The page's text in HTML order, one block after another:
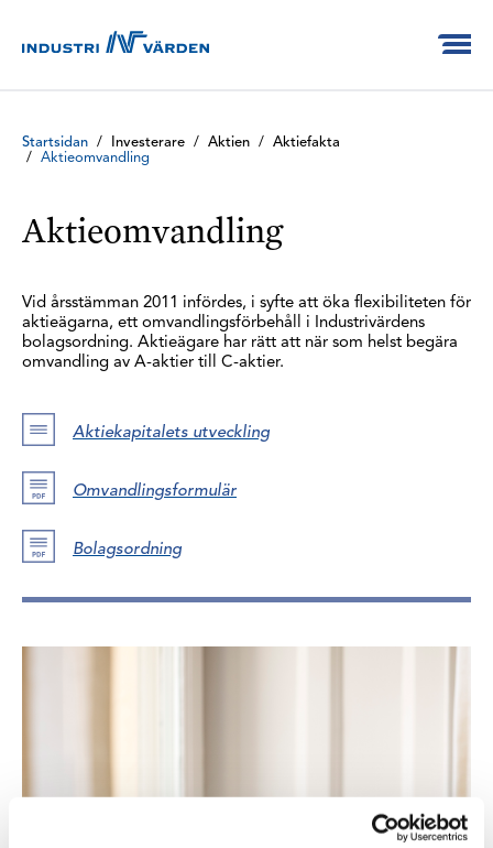
Startsidan / Investerare / Aktien /
Aktiefakta
/
Aktieomvandling
Aktieomvandling
Vid årsstämman 2011 infördes, i syfte att öka flexibiliteten för
aktieägarna, ett omvandlingsförbehåll i Industrivärdens
bolagsordning. Aktieägare har rätt att när som helst begära
omvandling av A-aktier till C-aktier.
Aktiekapitalets utveckling
Omvandlingsformulär
Bolagsordning